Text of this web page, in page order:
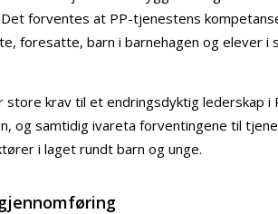
forventes at PP-tjenestens
foresatte, barn i barnehagen og elever
store krav til et endringsdyktig lederskap i
og samtidig ivareta forventingene til
i laget rundt barn og unge.